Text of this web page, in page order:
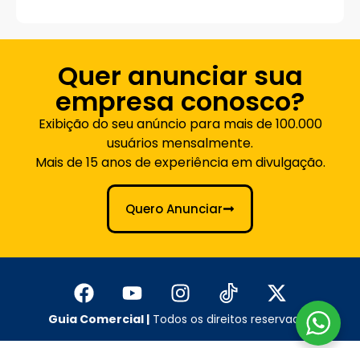
Quer anunciar sua
empresa conosco?
Exibição do seu anúncio para mais de 100.000
usuários mensalmente.
Mais de 15 anos de experiência em divulgação.
Quero Anunciar
Guia Comercial |Todos os direitos reservados